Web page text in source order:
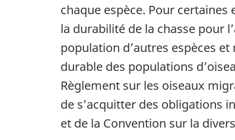
chaque espèce. Pour
la durabilité de la chasse pour
population d’autres espèces
durable des populations
Règlement sur les oiseaux
de s’acquitter des obligations
et de la Convention sur la